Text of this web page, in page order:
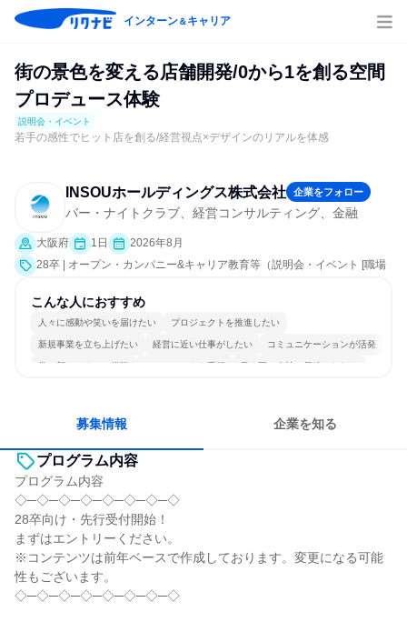
インターン＆キャリア
街の景色を変える店舗開発/0から1を創る空間
プロデュース体験
説明会・イベント
若手の感性でヒット店を創る/経営視点×デザインのリアルを体感
INSOUホールディングス株式会社 企業をフォロー
バー・ナイトクラブ、経営コンサルティング、金融
大阪府 1日
2026年8月
28卒 | オープン・カンパニー&キャリア教育等（説明会・イベント [職場
こんな人におすすめ
人々に感動や笑いを届けたい プロジェクトを推進したい
新規事業を立ち上げたい 経営に近い仕事がしたい コミュニケーションが活発
常に新しいものに挑戦 チームワークを重視 長く同じ会社に居続けられる
募集情報 企業を知る
プログラム内容
プログラム内容
◇─◇─◇─◇─◇─◇─◇─◇
28卒向け・先行受付開始！
まずはエントリーください。
※コンテンツは前年ベースで作成しております。変更になる可能
性もございます。
◇─◇─◇─◇─◇─◇─◇─◇